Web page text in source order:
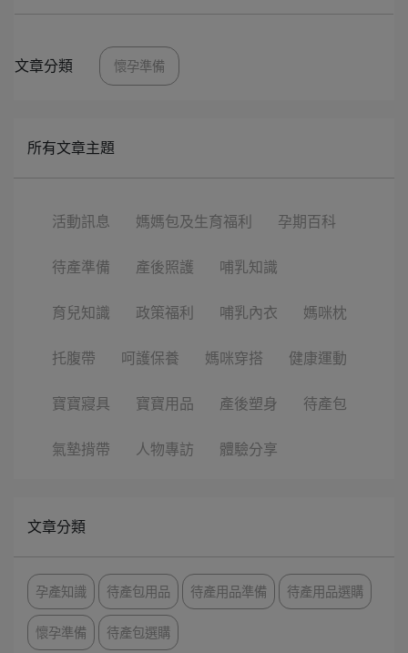
文章分類 懷孕準備
所有文章主題
活動訊息 媽媽包及生育福利 孕期百科
待產準備 產後照護 哺乳知識
育兒知識 政策福利 哺乳內衣 媽咪枕
托腹帶 呵護保養 媽咪穿搭 健康運動
寶寶寢具 寶寶用品 產後塑身 待產包
氣墊揹帶 人物專訪 體驗分享
文章分類
孕產知識 待產包用品 待產用品準備 待產用品選購
懷孕準備 待產包選購